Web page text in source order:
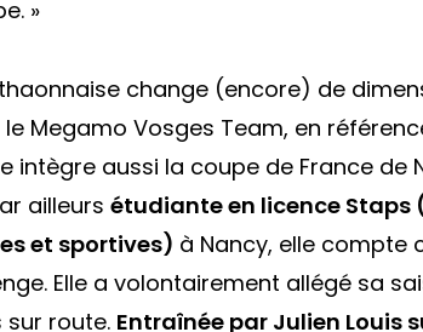
»
thaonnaise change (encore) de
Megamo Vosges Team, en
intègre aussi la coupe de France de
ailleurs étudiante en licence Staps
et sportives) à Nancy, elle compte
Elle a volontairement allégé sa
sur route. Entraînée par Julien Louis